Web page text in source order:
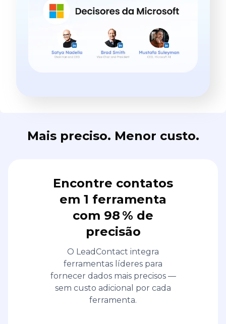
Mais preciso. Menor custo.
Encontre contatos
em 1 ferramenta
com 98 % de
precisão
O LeadContact integra
ferramentas líderes para
fornecer dados mais precisos —
sem custo adicional por cada
ferramenta.